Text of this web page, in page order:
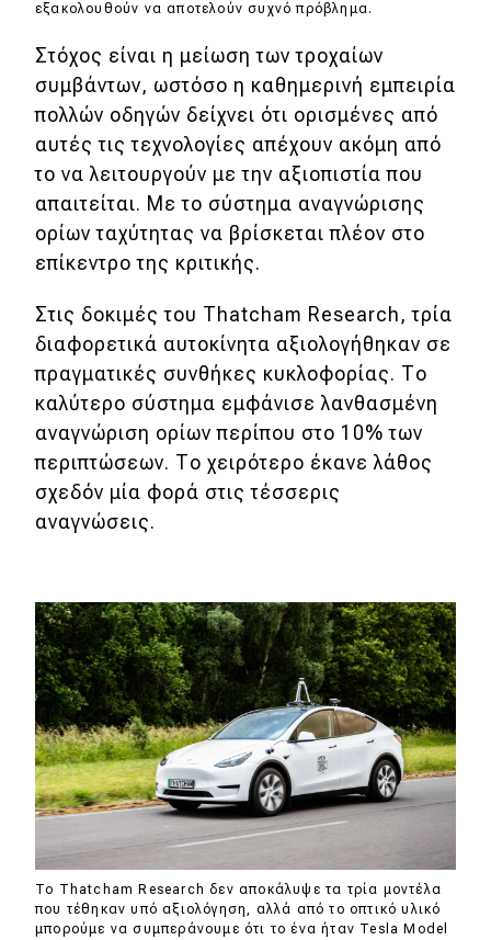
DRIVE USED
εξακολουθούν να αποτελούν συχνό πρόβλημα.
Στόχος είναι η μείωση των τροχαίων
συμβάντων, ωστόσο η καθημερινή εμπειρία
πολλών οδηγών δείχνει ότι ορισμένες από
αυτές τις τεχνολογίες απέχουν ακόμη από
το να λειτουργούν με την αξιοπιστία που
απαιτείται. Με το σύστημα αναγνώρισης
ορίων ταχύτητας να βρίσκεται πλέον στο
επίκεντρο της κριτικής.
Στις δοκιμές του Thatcham Research, τρία
διαφορετικά αυτοκίνητα αξιολογήθηκαν σε
πραγματικές συνθήκες κυκλοφορίας. Το
καλύτερο σύστημα εμφάνισε λανθασμένη
αναγνώριση ορίων περίπου στο 10% των
περιπτώσεων. Το χειρότερο έκανε λάθος
σχεδόν μία φορά στις τέσσερις
αναγνώσεις.
To Thatcham Research δεν αποκάλυψε τα τρία μοντέλα
που τέθηκαν υπό αξιολόγηση, αλλά από το οπτικό υλικό
μπορούμε να συμπεράνουμε ότι το ένα ήταν Tesla Model